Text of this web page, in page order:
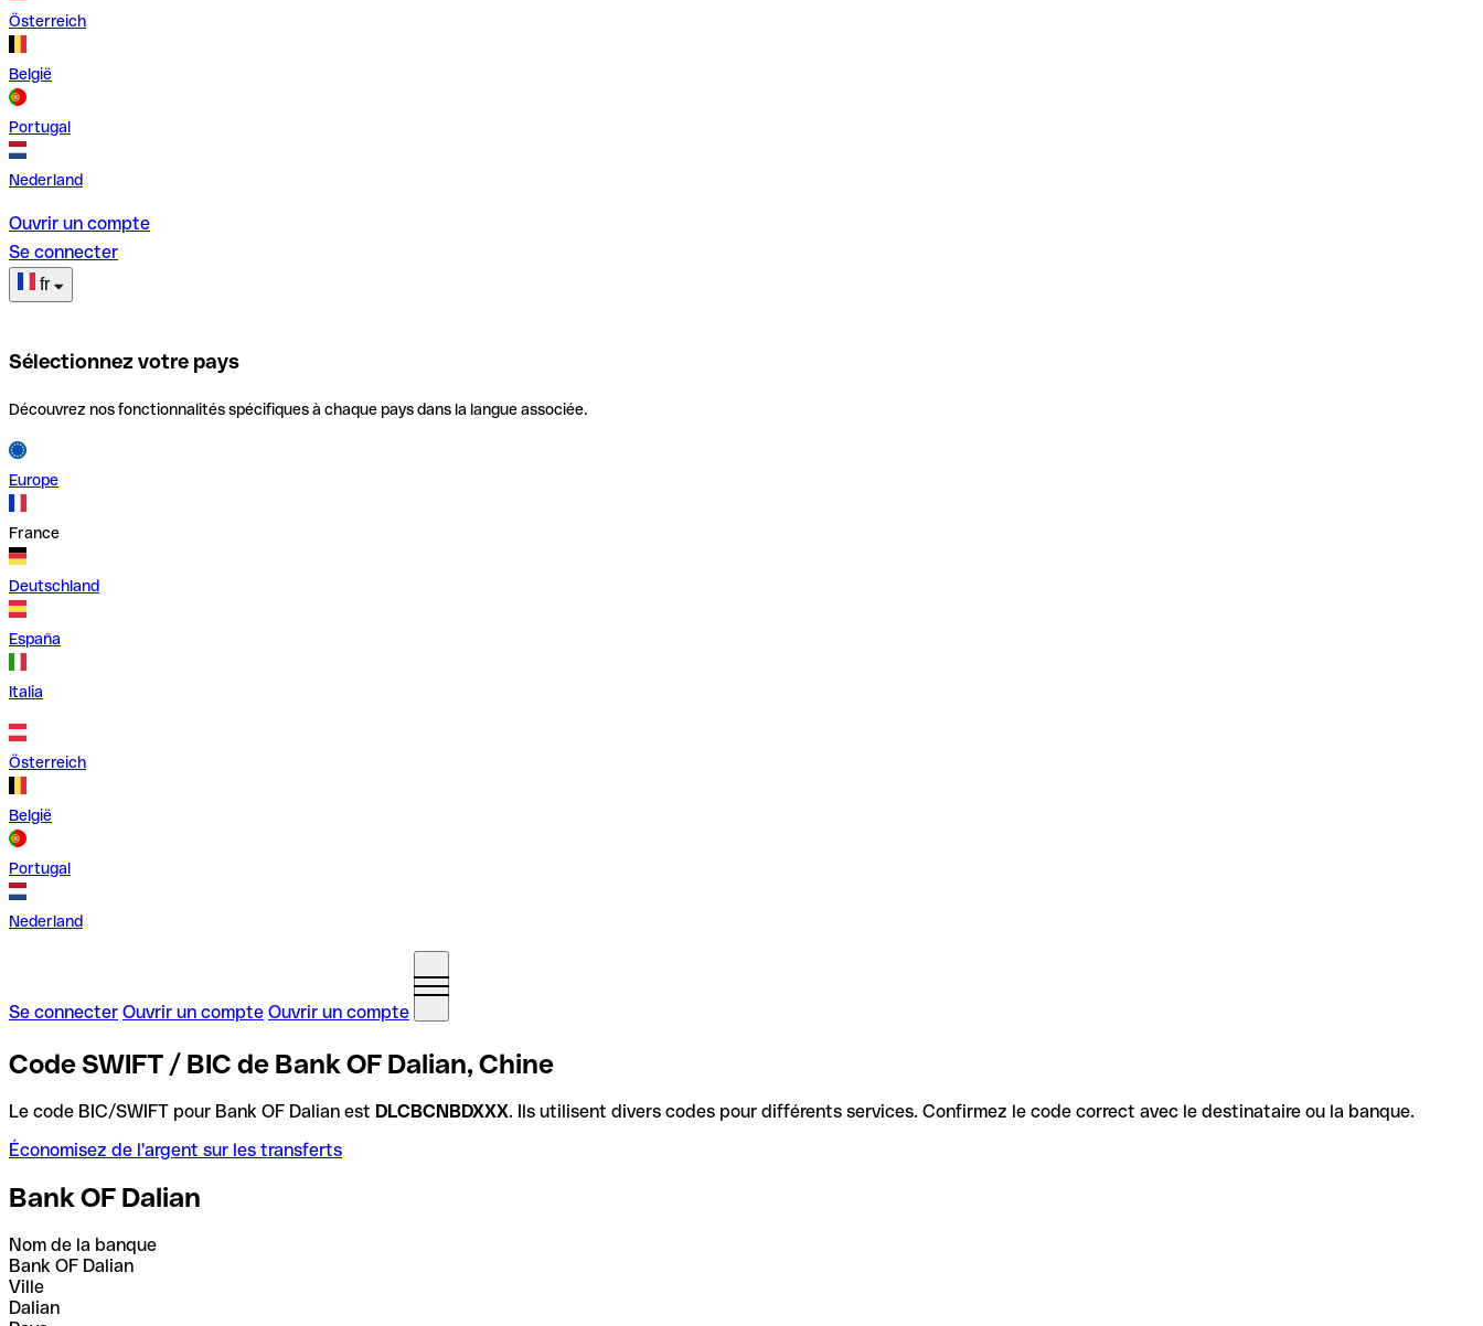
Österreich
België
Portugal
Nederland
Ouvrir un compte
Se connecter
fr
Sélectionnez votre pays
Découvrez nos fonctionnalités spécifiques à chaque pays dans la langue associée.
Europe
France
Deutschland
España
Italia
Österreich
België
Portugal
Nederland
Se connecter Ouvrir un compte Ouvrir un compte
Code SWIFT / BIC de Bank OF Dalian, Chine
Le code BIC/SWIFT pour Bank OF Dalian est DLCBCNBDXXX. Ils utilisent divers codes pour différents services. Confirmez le code correct avec le destinataire ou la banque.
Économisez de l'argent sur les transferts
Bank OF Dalian
Nom de la banque
Bank OF Dalian
Ville
Dalian